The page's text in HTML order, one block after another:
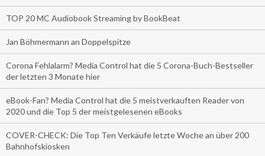
TOP 20 MC Audiobook Streaming by BookBeat
Jan Böhmermann an Doppelspitze
Corona Fehlalarm? Media Control hat die 5 Corona-Buch-Bestseller
der letzten 3 Monate hier
eBook-Fan? Media Control hat die 5 meistverkauften Reader von
2020 und die Top 5 der meistgelesenen eBooks
COVER-CHECK: Die Top Ten Verkäufe letzte Woche an über 200
Bahnhofskiosken